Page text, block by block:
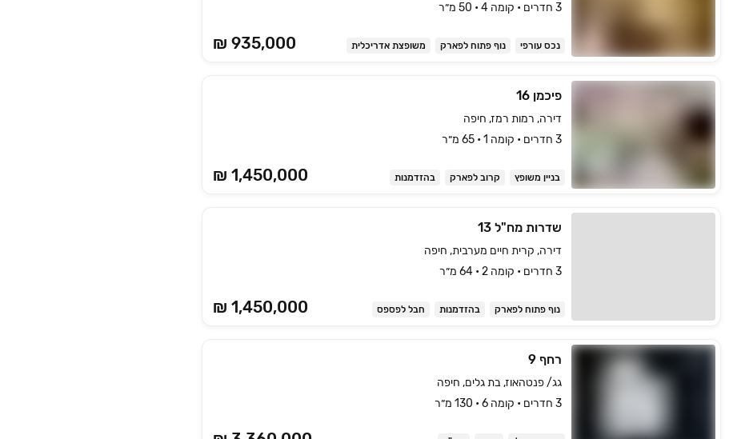
₪ 935,000
3 חדרים • קומה ‎4‏ • 50 מ״ר
נכס עורפי נוף פתוח לפארק משופצת אדריכלית
₪ 1,450,000
פיכמן 16
דירה, רמות רמז, חיפה
3 חדרים • קומה ‎1‏ • 65 מ״ר
בניין משופץ קרוב לפארק בהזדמנות
₪ 1,450,000
שדרות מח"ל 13
דירה, קרית חיים מערבית, חיפה
3 חדרים • קומה ‎2‏ • 64 מ״ר
נוף פתוח לפארק בהזדמנות חבל לפספס
רחף 9
גג/ פנטהאוז, בת גלים, חיפה
3 חדרים • קומה ‎6‏ • 130 מ״ר